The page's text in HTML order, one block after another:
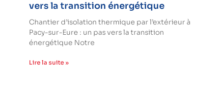
vers la transition énergétique
Chantier d’isolation thermique par l’extérieur à
Pacy-sur-Eure : un pas vers la transition
énergétique Notre
Lire la suite »